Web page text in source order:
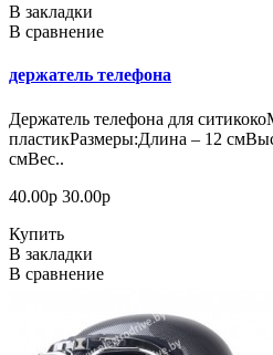
В закладки
В сравнение
держатель телефона
Держатель телефона для
пластикРазмеры:Длина – 12
смВес..
40.00р 30.00р
Купить
В закладки
В сравнение